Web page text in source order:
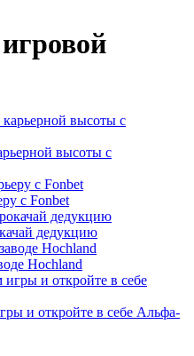
высоты с
с Fonbet
дедукцию
Hochland
и откройте в себе Альфа-